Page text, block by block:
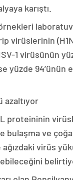
karıştı.
virüslerinin
1 virüsünün
yüzde 94’ünün
azaltıyor
proteininin
bulaşma ve
ağızdaki virüs